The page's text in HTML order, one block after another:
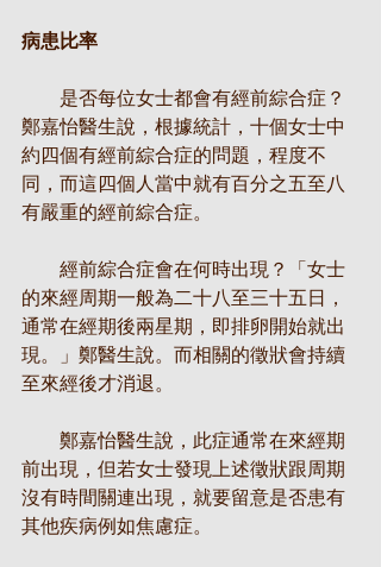
病患比率
是否每位女士都會有經前綜合症？
鄭嘉怡醫生說，根據統計，十個女士中
約四個有經前綜合症的問題，程度不
同，而這四個人當中就有百分之五至八
有嚴重的經前綜合症。
經前綜合症會在何時出現？「女士
的來經周期一般為二十八至三十五日，
通常在經期後兩星期，即排卵開始就出
現。」鄭醫生說。而相關的徵狀會持續
至來經後才消退。
鄭嘉怡醫生說，此症通常在來經期
前出現，但若女士發現上述徵狀跟周期
沒有時間關連出現，就要留意是否患有
其他疾病例如焦慮症。